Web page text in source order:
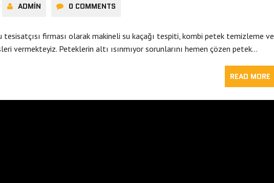
ADMIN 0 COMMENTS
tesisatçısı firması olarak makineli su kaçağı tespiti, kombi petek temizleme ve
vermekteyiz. Peteklerin altı ısınmıyor sorunlarını hemen çözen petek…
READ MORE